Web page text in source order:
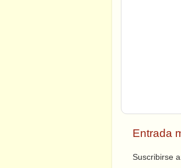
Entrada
Suscribirse